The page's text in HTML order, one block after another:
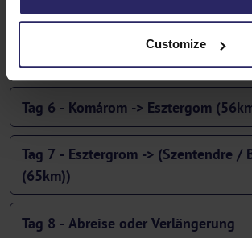
Customize
Tag 4 - Mosomagyaróvár -> Györ
Tag 6 - Komárom -> Esztergom
Tag 7 - Esztergrom -> (Szentendre /
(65km))
Tag 8 - Abreise oder Verlängerung